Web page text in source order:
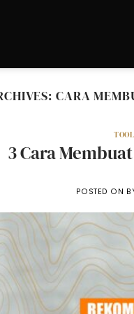
CARA
3 Cara
POSTED ON